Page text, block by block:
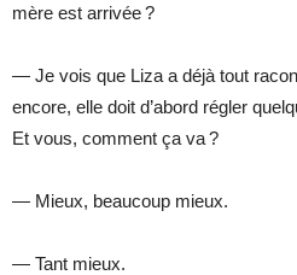
mère est arrivée ?
— Je vois que Liza a déjà tout
encore, elle doit d’abord régler
Et vous, comment ça va ?
— Mieux, beaucoup mieux.
— Tant mieux.